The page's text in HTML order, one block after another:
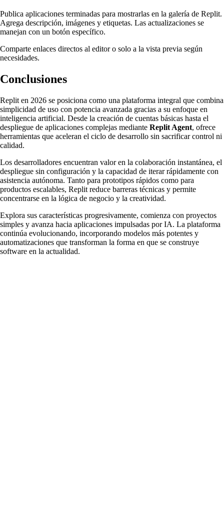
Publica aplicaciones terminadas para mostrarlas en la galería de Replit.
Agrega descripción, imágenes y etiquetas. Las actualizaciones se
manejan con un botón específico.
Comparte enlaces directos al editor o solo a la vista previa según
necesidades.
Conclusiones
Replit en 2026 se posiciona como una plataforma integral que combina
simplicidad de uso con potencia avanzada gracias a su enfoque en
inteligencia artificial. Desde la creación de cuentas básicas hasta el
despliegue de aplicaciones complejas mediante Replit Agent, ofrece
herramientas que aceleran el ciclo de desarrollo sin sacrificar control ni
calidad.
Los desarrolladores encuentran valor en la colaboración instantánea, el
despliegue sin configuración y la capacidad de iterar rápidamente con
asistencia autónoma. Tanto para prototipos rápidos como para
productos escalables, Replit reduce barreras técnicas y permite
concentrarse en la lógica de negocio y la creatividad.
Explora sus características progresivamente, comienza con proyectos
simples y avanza hacia aplicaciones impulsadas por IA. La plataforma
continúa evolucionando, incorporando modelos más potentes y
automatizaciones que transforman la forma en que se construye
software en la actualidad.